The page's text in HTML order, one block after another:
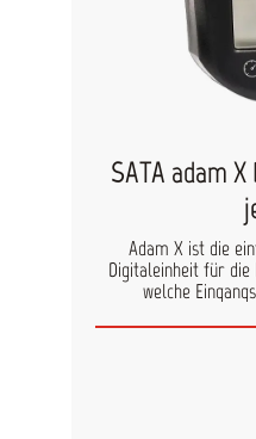
SATA adam
Adam X ist die
Digitaleinheit für die
welche
präzise
mit dem adam X,
den Einstieg in die